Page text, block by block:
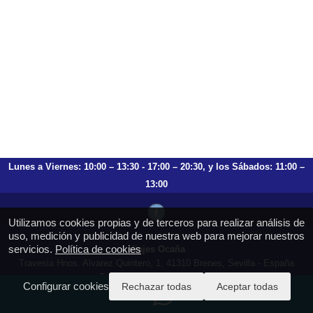
Utilizamos cookies propias y de terceros para realizar análisis de
uso, medición y publicidad de nuestra web para mejorar nuestros
servicios. Política de cookies
Configurar cookies Rechazar todas Aceptar todas
Lunes a Viernes: 10:00 – 13:30 - 17:00 – 20:30, y los Sábados: 11:00 –
13:00
Viajes Ocaña
T.: 659 753 504 954 797 472
https://viajesocana.es
reservas@viajesocana.es